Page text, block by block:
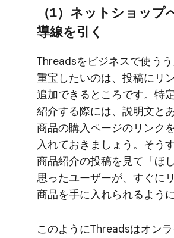
（1）​ネットショップ
導線を​引く
Threadsを​ビジネスで​使う
重宝したいのは、​投稿に​リ
追加できる​ところです。​特
紹介する​際には、​説明文と​
商品の​購入ページの​リンク
入れておきましょう。​そう​す
商品紹介の​投稿を​見て​「ほ
思った​ユーザーが、​すぐに​
商品を​手に​入れられるよう
このように​Threadsは​オン